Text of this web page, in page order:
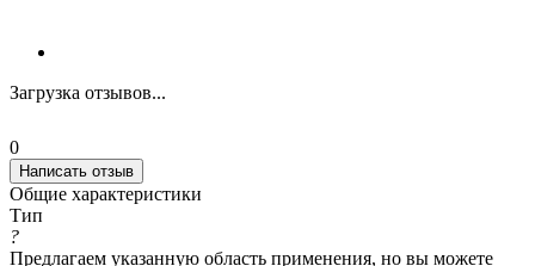
Загрузка отзывов...
0
Написать отзыв
Общие характеристики
Тип
?
Предлагаем указанную область применения, но вы можете